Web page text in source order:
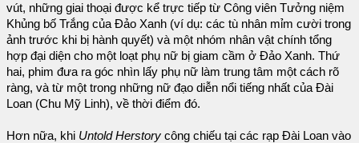
vút, những giai thoại được kể trực tiếp từ Công viên Tưởng niệm
Khủng bố Trắng của Đảo Xanh (ví dụ: các tù nhân mỉm cười trong
ảnh trước khi bị hành quyết) và một nhóm nhân vật chính tổng
hợp đại diện cho một loạt phụ nữ bị giam cầm ở Đảo Xanh. Thứ
hai, phim đưa ra góc nhìn lấy phụ nữ làm trung tâm một cách rõ
ràng, và từ một trong những nữ đạo diễn nổi tiếng nhất của Đài
Loan (Chu Mỹ Linh), về thời điểm đó.
Hơn nữa, khi Untold Herstory công chiếu tại các rạp Đài Loan vào